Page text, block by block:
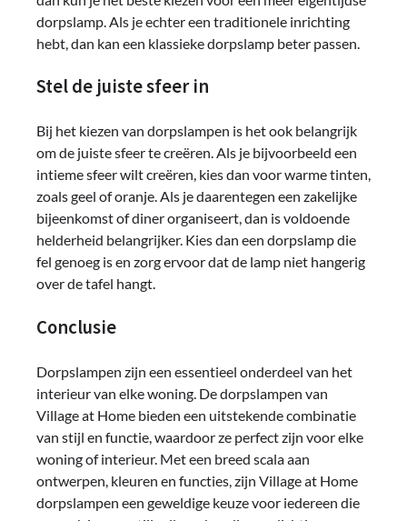
dorpslamp. Als je echter een traditionele inrichting
hebt, dan kan een klassieke dorpslamp beter passen.
Stel de juiste sfeer in
Bij het kiezen van dorpslampen is het ook belangrijk
om de juiste sfeer te creëren. Als je bijvoorbeeld een
intieme sfeer wilt creëren, kies dan voor warme tinten,
zoals geel of oranje. Als je daarentegen een zakelijke
bijeenkomst of diner organiseert, dan is voldoende
helderheid belangrijker. Kies dan een dorpslamp die
fel genoeg is en zorg ervoor dat de lamp niet hangerig
over de tafel hangt.
Conclusie
Dorpslampen zijn een essentieel onderdeel van het
interieur van elke woning. De dorpslampen van
Village at Home bieden een uitstekende combinatie
van stijl en functie, waardoor ze perfect zijn voor elke
woning of interieur. Met een breed scala aan
ontwerpen, kleuren en functies, zijn Village at Home
dorpslampen een geweldige keuze voor iedereen die